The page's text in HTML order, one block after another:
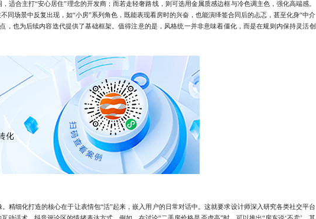
适合主打“安心居住”理念的开发商；而若走轻奢路线，则可选用金属质感边框与冷色调主色，强化高端感。
场景中反复出现，如“小房”系列角色，既能表现看房时的兴奋，也能演绎签合同后的忐忑，甚至化身“中介
，也为后续内容迭代提供了基础框架。值得注意的是，风格统一并非意味着僵化，而是在规则内保持灵活创
细化打造的核心在于让表情包“活”起来，嵌入用户的日常对话中。这就要求设计师深入研究各类社交平台